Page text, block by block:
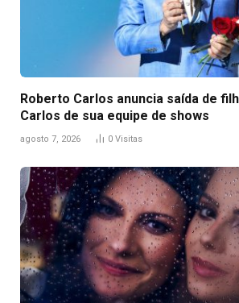
Roberto Carlos anuncia saída de
Carlos de sua equipe de shows
agosto 7, 2026 0 Visitas